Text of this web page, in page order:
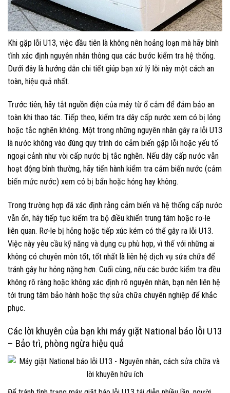
Khi gặp lỗi U13, việc đầu tiên là không nên hoảng loạn mà hãy bình
tĩnh xác định nguyên nhân thông qua các bước kiểm tra hệ thống.
Dưới đây là hướng dẫn chi tiết giúp bạn xử lý lỗi này một cách an
toàn, hiệu quả nhất.
Trước tiên, hãy tắt nguồn điện của máy từ ổ cắm để đảm bảo an
toàn khi thao tác. Tiếp theo, kiểm tra dây cấp nước xem có bị lỏng
hoặc tắc nghẽn không. Một trong những nguyên nhân gây ra lỗi U13
là nước không vào đúng quy trình do cảm biến gặp lỗi hoặc yếu tố
ngoại cảnh như vòi cấp nước bị tắc nghẽn. Nếu dây cấp nước vẫn
hoạt động bình thường, hãy tiến hành kiểm tra cảm biến nước (cảm
biến mức nước) xem có bị bẩn hoặc hỏng hay không.
Trong trường hợp đã xác định rằng cảm biến và hệ thống cấp nước
vẫn ổn, hãy tiếp tục kiểm tra bộ điều khiển trung tâm hoặc rơ-le
liên quan. Rơ-le bị hỏng hoặc tiếp xúc kém có thể gây ra lỗi U13.
Việc này yêu cầu kỹ năng và dụng cụ phù hợp, vì thế với những ai
không có chuyên môn tốt, tốt nhất là liên hệ dịch vụ sửa chữa để
tránh gây hư hỏng nặng hơn. Cuối cùng, nếu các bước kiểm tra đều
không rõ ràng hoặc không xác định rõ nguyên nhân, bạn nên liên hệ
tới trung tâm bảo hành hoặc thợ sửa chữa chuyên nghiệp để khắc
phục.
Các lời khuyên của bạn khi máy giặt National báo lỗi U13
– Bảo trì, phòng ngừa hiệu quả